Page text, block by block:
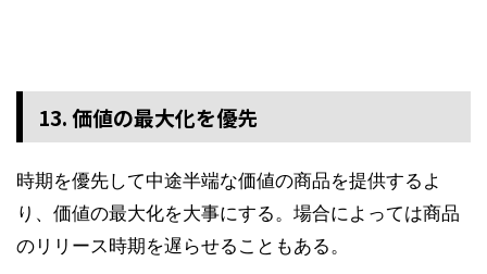
13. 価値の最大化を優先
時期を優先して中途半端な価値の商品を提供するよ
り、価値の最大化を大事にする。場合によっては商品
のリリース時期を遅らせることもある。